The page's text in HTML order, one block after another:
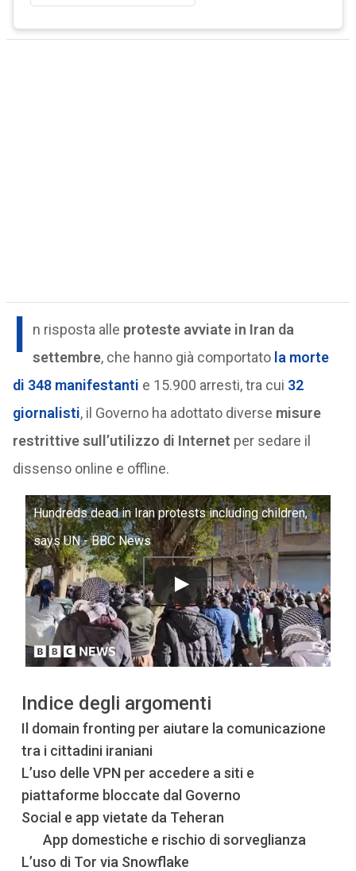
I n risposta alle proteste avviate in Iran da
settembre, che hanno già comportato la morte
di 348 manifestanti e 15.900 arresti, tra cui 32
giornalisti, il Governo ha adottato diverse misure
restrittive sull’utilizzo di Internet per sedare il
dissenso online e offline.
Hundreds dead in Iran protests including children,
says UN - BBC News
Indice degli argomenti
Il domain fronting per aiutare la comunicazione
tra i cittadini iraniani
L’uso delle VPN per accedere a siti e
piattaforme bloccate dal Governo
Social e app vietate da Teheran
App domestiche e rischio di sorveglianza
L’uso di Tor via Snowflake